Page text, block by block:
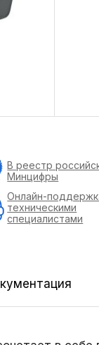
В реестр
Минцифры
Онлайн-
техническими
специалистами